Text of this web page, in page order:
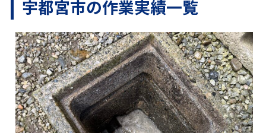
宇都宮市の作業実績一覧